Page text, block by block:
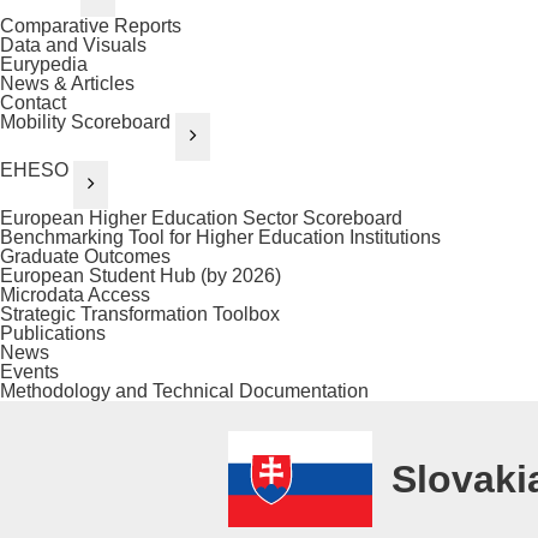
Comparative Reports
Data and Visuals
Eurypedia
News & Articles
Contact
Mobility Scoreboard
EHESO
European Higher Education Sector Scoreboard
Benchmarking Tool for Higher Education Institutions
Graduate Outcomes
European Student Hub (by 2026)
Microdata Access
Strategic Transformation Toolbox
Publications
News
Events
Methodology and Technical Documentation